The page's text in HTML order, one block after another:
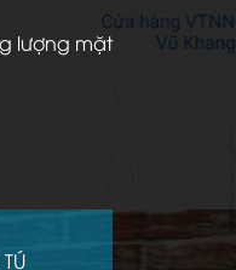
lượng mặt